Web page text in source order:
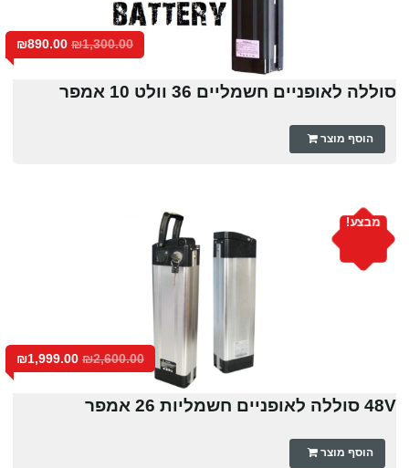
₪1,300.00
₪890.00
סוללה לאופניים חשמליים 36 וולט 10 אמפר
הוסף מוצר
מבצע!
₪2,600.00
₪1,999.00
48V סוללה לאופניים חשמליות 26 אמפר
הוסף מוצר